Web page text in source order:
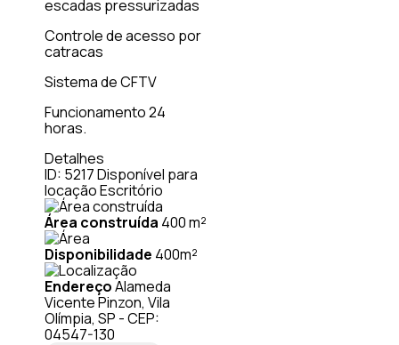
escadas pressurizadas
Controle de acesso por
catracas
Sistema de CFTV
Funcionamento 24
horas.
Detalhes
ID: 5217Disponível para
locaçãoEscritório
Área construída 400 m²
Disponibilidade 400m²
EndereçoAlameda
Vicente Pinzon, Vila
Olímpia, SP - CEP:
04547-130